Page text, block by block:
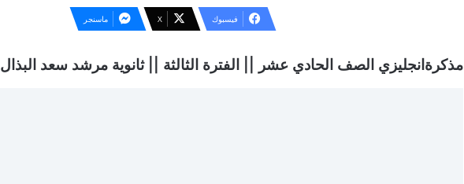
فيسبوك ‫X ماسنجر
مذكرةانجليزي الصف الحادي عشر || الفترة الثالثة || ثانوية مرشد سعد البذال